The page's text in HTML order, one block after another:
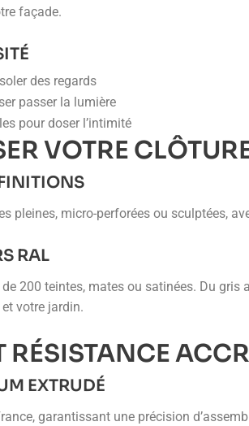
façade.
des regards
passer la lumière
pour doser l’intimité
VOTRE
pleines, micro-perforées ou sculptées,
RAL
200 teintes, mates ou satinées. Du
votre jardin.
RÉSISTANCE
EXTRUDÉ
garantissant une précision